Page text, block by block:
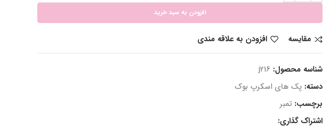
افزودن به سبد خرید
مقایسه افزودن به علاقه مندی
شناسه محصول: j216
دسته: پک های اسکرپ بوک
برچسب: تمبر
اشتراک گذاری: